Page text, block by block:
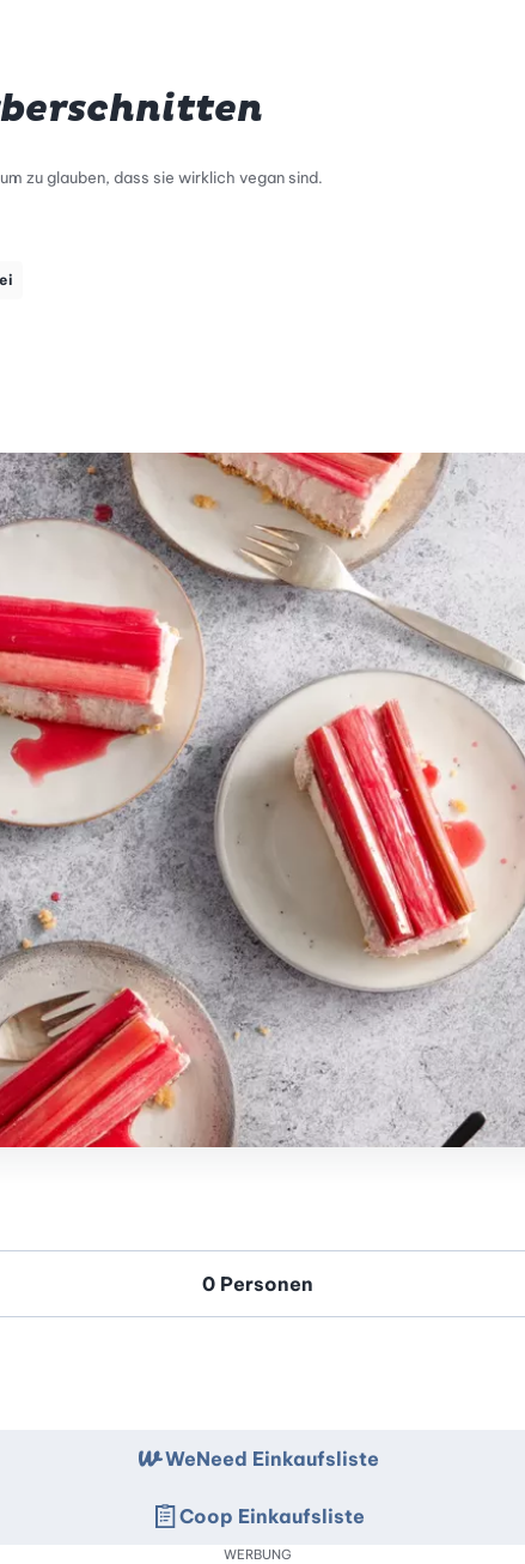
zu glauben, dass sie wirklich vegan sind.
WeNeed Einkaufsliste
Coop Einkaufsliste
WERBUNG